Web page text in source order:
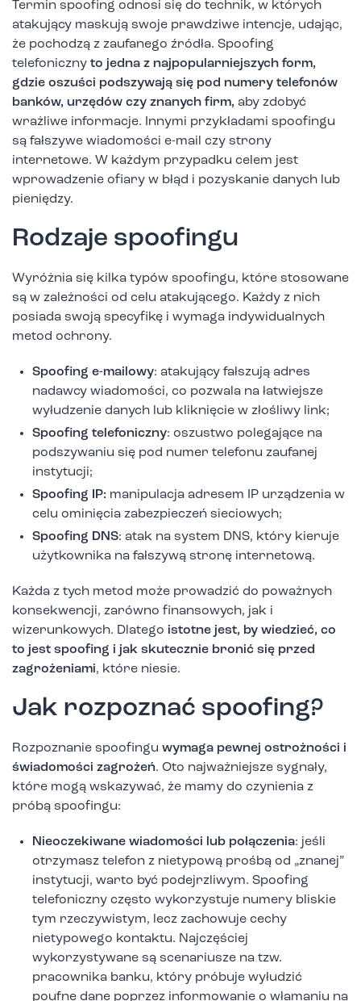
Termin spoofing odnosi się do technik, w których
atakujący maskują swoje prawdziwe intencje, udając,
że pochodzą z zaufanego źródła. Spoofing
telefoniczny to jedna z najpopularniejszych form,
gdzie oszuści podszywają się pod numery telefonów
banków, urzędów czy znanych firm, aby zdobyć
wrażliwe informacje. Innymi przykładami spoofingu
są fałszywe wiadomości e-mail czy strony
internetowe. W każdym przypadku celem jest
wprowadzenie ofiary w błąd i pozyskanie danych lub
pieniędzy.
Rodzaje spoofingu
Wyróżnia się kilka typów spoofingu, które stosowane
są w zależności od celu atakującego. Każdy z nich
posiada swoją specyfikę i wymaga indywidualnych
metod ochrony.
Spoofing e-mailowy: atakujący fałszują adres
nadawcy wiadomości, co pozwala na łatwiejsze
wyłudzenie danych lub kliknięcie w złośliwy link;
Spoofing telefoniczny: oszustwo polegające na
podszywaniu się pod numer telefonu zaufanej
instytucji;
Spoofing IP: manipulacja adresem IP urządzenia w
celu ominięcia zabezpieczeń sieciowych;
Spoofing DNS: atak na system DNS, który kieruje
użytkownika na fałszywą stronę internetową.
Każda z tych metod może prowadzić do poważnych
konsekwencji, zarówno finansowych, jak i
wizerunkowych. Dlatego istotne jest, by wiedzieć, co
to jest spoofing i jak skutecznie bronić się przed
zagrożeniami, które niesie.
Jak rozpoznać spoofing?
Rozpoznanie spoofingu wymaga pewnej ostrożności i
świadomości zagrożeń. Oto najważniejsze sygnały,
które mogą wskazywać, że mamy do czynienia z
próbą spoofingu:
Nieoczekiwane wiadomości lub połączenia: jeśli
otrzymasz telefon z nietypową prośbą od „znanej”
instytucji, warto być podejrzliwym. Spoofing
telefoniczny często wykorzystuje numery bliskie
tym rzeczywistym, lecz zachowuje cechy
nietypowego kontaktu. Najczęściej
wykorzystywane są scenariusze na tzw.
pracownika banku, który próbuje wyłudzić
poufne dane poprzez informowanie o włamaniu na